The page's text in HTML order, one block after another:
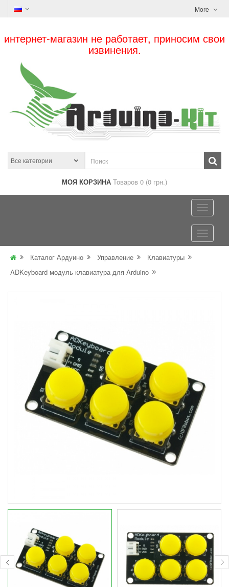
More
интернет-магазин не работает, приносим свои
извинения.
МОЯ КОРЗИНА Товаров 0 (0 грн.)
Каталог Ардуино Управление
Клавиатуры
ADKeyboard модуль клавиатура для Arduino